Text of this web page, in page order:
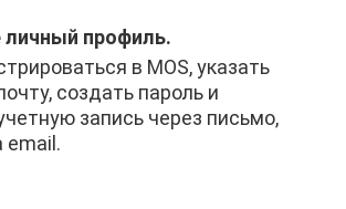
личный профиль.
в MOS, указать
создать пароль и
запись через письмо,
email.